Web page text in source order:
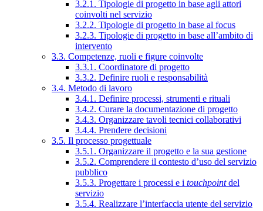
3.2.1. Tipologie di progetto in base agli attori
coinvolti nel servizio
3.2.2. Tipologie di progetto in base al focus
3.2.3. Tipologie di progetto in base all’ambito di
intervento
3.3. Competenze, ruoli e figure coinvolte
3.3.1. Coordinatore di progetto
3.3.2. Definire ruoli e responsabilità
3.4. Metodo di lavoro
3.4.1. Definire processi, strumenti e rituali
3.4.2. Curare la documentazione di progetto
3.4.3. Organizzare tavoli tecnici collaborativi
3.4.4. Prendere decisioni
3.5. Il processo progettuale
3.5.1. Organizzare il progetto e la sua gestione
3.5.2. Comprendere il contesto d’uso del servizio
pubblico
3.5.3. Progettare i processi e i touchpointdel
servizio
3.5.4. Realizzare l’interfaccia utente del servizio